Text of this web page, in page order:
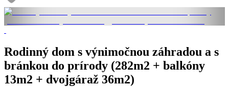
Rodinný dom s výnimočnou záhradou a s
bránkou do prírody (282m2 + balkóny
13m2 + dvojgáraž 36m2)